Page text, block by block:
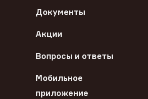
Документы
Акции
Вопросы и ответы
Мобильное
приложение